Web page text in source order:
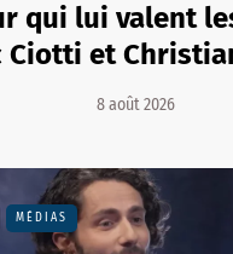
qui lui valent
Ciotti et
8 août 2026
MÉDIAS